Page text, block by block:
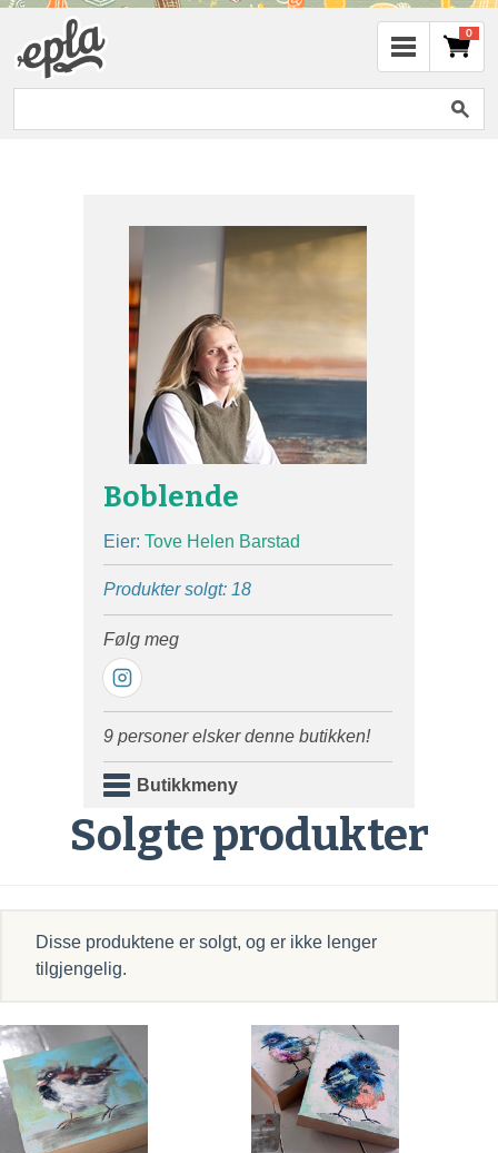
0
Boblende
Eier: Tove Helen Barstad
Produkter solgt: 18
Følg meg
9 personer elsker denne butikken!
Butikkmeny
Solgte produkter
Disse produktene er solgt, og er ikke lenger
tilgjengelig.